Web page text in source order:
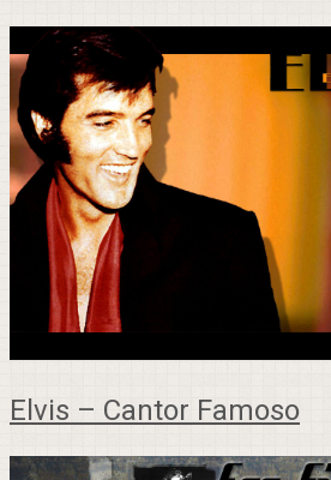
Elvis – Cantor Famoso